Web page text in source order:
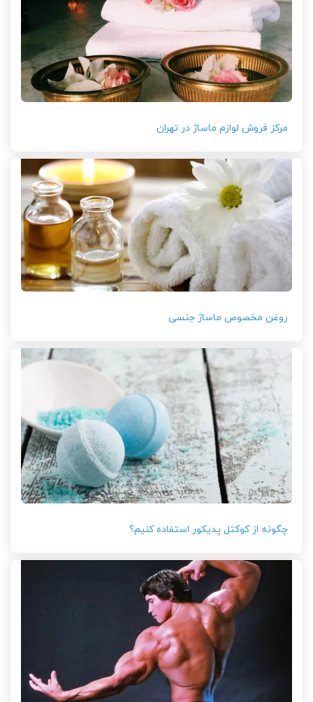
مرکز فروش لوازم ماساژ در تهران
روغن مخصوص ماساژ جنسی
چگونه از کوکتل پدیکور استفاده کنیم؟